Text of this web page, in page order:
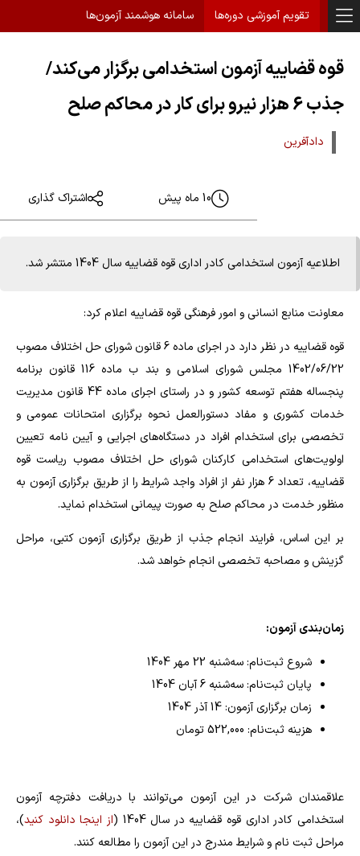
تقویم آموزشی دوره‌ها سامانه هوشمند آزمون‌ها
قوه قضاییه آزمون استخدامی برگزار می‌کند/
جذب 6 هزار نیرو برای کار در محاکم صلح
دادآفرین
10 ماه پیش اشتراک گذاری
اطلاعیه آزمون استخدامی کادر اداری قوه قضاییه سال 1404 منتشر شد.
معاونت منابع انسانی و امور فرهنگی قوه قضاییه اعلام کرد:
قوه قضاییه در نظر دارد در اجرای ماده 6 قانون شورای حل اختلاف مصوب
1402/06/22 مجلس شورای اسلامی و بند ب ماده 116 قانون برنامه
پنجساله هفتم توسعه کشور و در راستای اجرای ماده 44 قانون مدیریت
خدمات کشوری و مفاد دستورالعمل نحوه برگزاری امتحانات عمومی و
تخصصی برای استخدام افراد در دستگاه‌های اجرایی و آیین نامه تعیین
اولویت‌های استخدامی کارکنان شورای حل اختلاف مصوب ریاست قوه
قضاییه، تعداد 6 هزار نفر از افراد واجد شرایط را از طریق برگزاری آزمون به
منظور خدمت در محاکم صلح به صورت پیمانی استخدام نماید.
بر این اساس، فرایند انجام جذب از طریق برگزاری آزمون کتبی، مراحل
گزینش و مصاحبه تخصصی انجام خواهد شد.
زمان‌بندی آزمون:
شروع ثبت‌نام: سه‌شنبه 22 مهر 1404
پایان ثبت‌نام: سه‌شنبه 6 آبان 1404
زمان برگزاری آزمون: 14 آذر 1404
هزینه ثبت‌نام: 522,000 تومان
علاقمندان شرکت در این آزمون می‌توانند با دریافت دفترچه آزمون
استخدامی کادر اداری قوه قضاییه در سال 1404 (
از اینجا دانلود کنید)،
مراحل ثبت نام و شرایط مندرج در این آزمون را مطالعه کنند.